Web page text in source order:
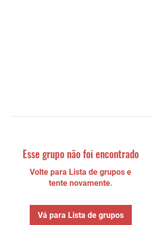
Esse grupo não foi encontrado
Volte para Lista de grupos e
tente novamente.
Vá para Lista de grupos